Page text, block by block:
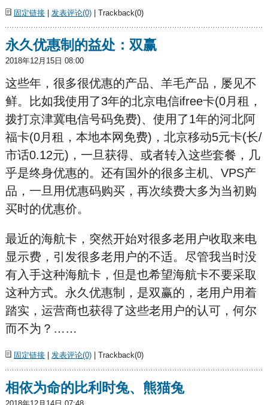
固定链接| 发表评论(0)| Trackback(0)
永久优惠制的益处：双赢
2018年12月15日 08:00
这些年，很多很优惠的产品、羊毛产品，屡见不
鲜。比如我使用了3年的北京电信ifree卡(0月租，
拨打京津冀电信号码免费)、使用了1年的河北阿
福卡(0月租，本地本网免费)，北京移动5元卡(长/
市话0.12元)，一旦获得、或者转入这些套餐，几
乎是终身优惠的。还有国外的很多主机、VPS产
品，一旦用优惠码购买，再次续费大多为当初购
买时的优惠价。
最近的海航卡，突然开始对很多老用户收取来电
显示费，引发很多老用户的不适。尽管我当时没
有入手这种海航卡，但是也希望海航卡不要采取
这种方式。永久优惠制，是双赢的，老用户用着
踏实，运营商也获得了这些老用户的认可，何尔
而不为？……
固定链接| 发表评论(0)| Trackback(0)
相依为命的比利时兔、熊猫兔